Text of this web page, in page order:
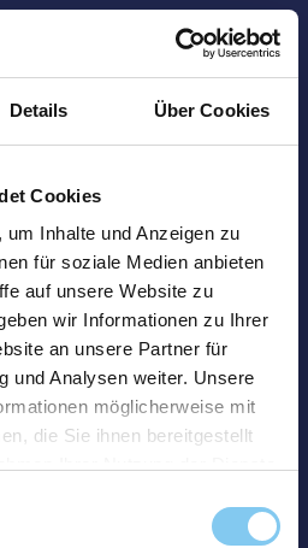
Details Über Cookies
Cookies
Inhalte und Anzeigen zu
für soziale Medien anbieten
auf unsere Website zu
wir Informationen zu Ihrer
an unsere Partner für
und Analysen weiter. Unsere
möglicherweise mit
die Sie ihnen bereitgestellt